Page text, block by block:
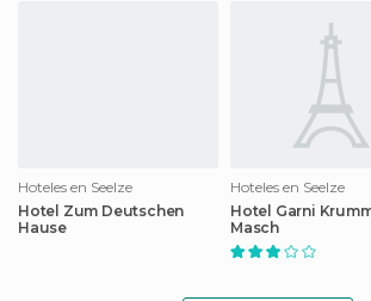
Hoteles en Seelze
Hotel Zum Deutschen
Hause
Hoteles en Seelze
Hotel Garni
Masch